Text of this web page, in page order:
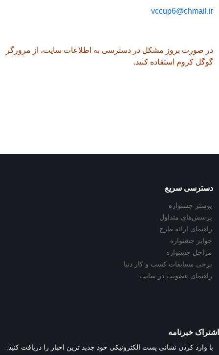
vccup6@chmail.ir
در صورت بروز مشکل در دسترسی به اطلاعات سایت، از مرورگر
گوگل کروم استفاده کنید.
دسترسی سریع
پوستر جشنواره
پرسش‌های متداول
راهنمای ارائه طرح
جوایز جشنواره
مراحل جشنواره
برخی مسابقات کسب و کار دنیا
راهنمای عضویت در سایت
اشتراک خبرنامه
با وارد کردن نشانی پست الکترونیکی خود جدید ترین اخبار را دریافت کنید.